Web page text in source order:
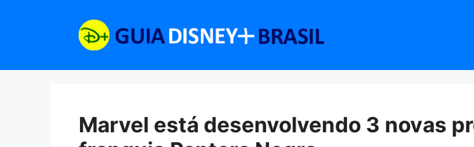
Marvel está desenvolvendo 3 novas